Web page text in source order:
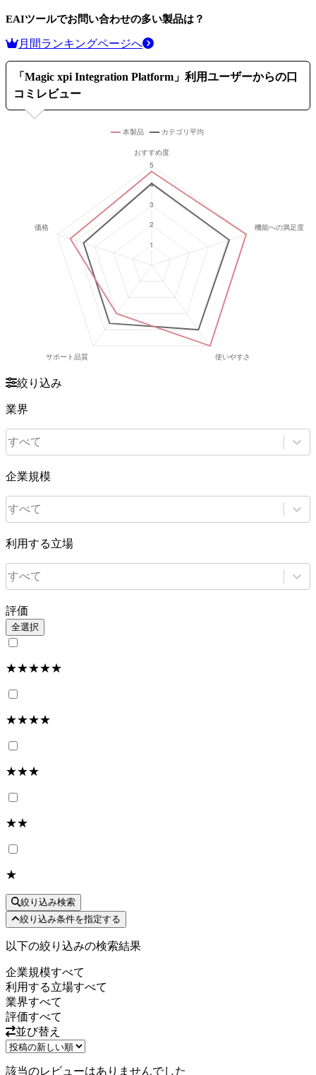
EAIツールでお問い合わせの多い製品は？
月間ランキングページへ
「 Magic xpi Integration Platform 」利用ユーザーからの口
コミレビュー
絞り込み
業界
すべて
企業規模
すべて
利用する立場
すべて
評価
全選択
★★★★★
★★★★
★★★
★★
★
絞り込み検索
絞り込み条件を指定する
以下の絞り込みの検索結果
企業規模すべて
利用する立場すべて
業界すべて
評価すべて
並び替え
該当のレビューはありませんでした